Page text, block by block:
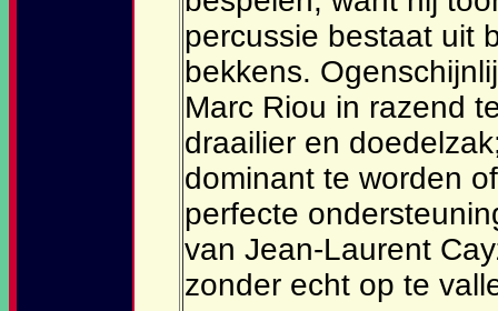
percussie bestaat uit
bekkens.
Marc Riou in razend
draailier en
dominant te worden
perfecte
van Jean-Laurent
zonder echt op te